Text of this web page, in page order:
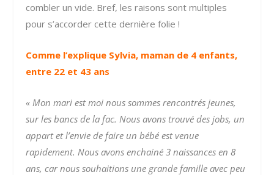
combler un vide. Bref, les raisons sont multiples
pour s’accorder cette dernière folie !
Comme l’explique Sylvia, maman de 4 enfants,
entre 22 et 43 ans
« Mon mari est moi nous sommes rencontrés jeunes,
sur les bancs de la fac. Nous avons trouvé des jobs, un
appart et l’envie de faire un bébé est venue
rapidement. Nous avons enchainé 3 naissances en 8
ans, car nous souhaitions une grande famille avec peu